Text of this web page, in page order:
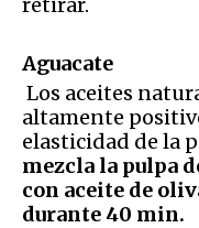
Aguacate
Los aceites
altamente
elasticidad de la
mezcla la pulpa
con aceite de
durante 40 min.